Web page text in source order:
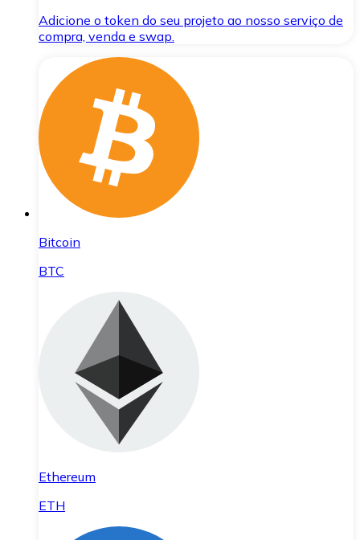
Adicione o token do seu projeto ao nosso serviço de
compra, venda e swap.
Bitcoin
BTC
Ethereum
ETH